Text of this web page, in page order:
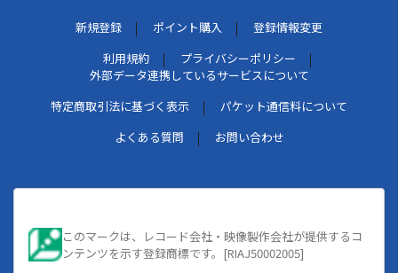
新規登録 ポイント購入
登録情報変更
利用規約
プライバシーポリシー
外部データ連携しているサービスについて
特定商取引法に基づく表示
パケット通信料について
よくある質問
お問い合わせ
このマークは、レコード会社・映像製作会社が提供するコ
ンテンツを示す登録商標です。[RIAJ50002005]